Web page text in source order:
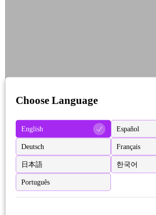
Choose Language
English Español
Deutsch Français
日本語 한국어
Português